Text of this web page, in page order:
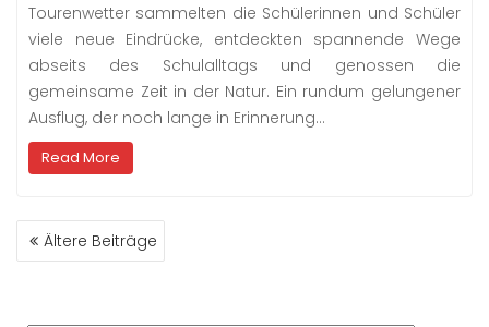
Tourenwetter sammelten die Schülerinnen und Schüler
viele neue Eindrücke, entdeckten spannende Wege
abseits des Schulalltags und genossen die
gemeinsame Zeit in der Natur. Ein rundum gelungener
Ausflug, der noch lange in Erinnerung…
Read More
BEITRAGSNAVIGATION
Ältere Beiträge